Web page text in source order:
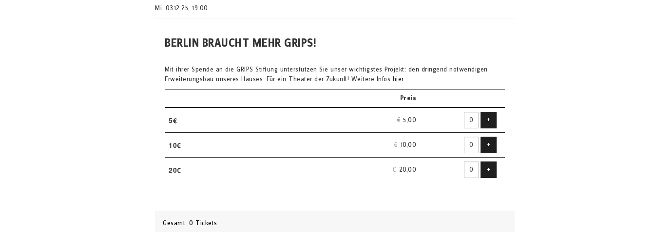
Mi. 03.12.25, 19:00
BERLIN BRAUCHT MEHR GRIPS!
Mit ihrer Spende an die GRIPS Stiftung unterstützen Sie unser wichtigstes Projekt: den dringend notwendigen
Erweiterungsbau unseres Hauses. Für ein Theater der Zukunft! Weitere Infos hier.
Preis
5€ € 5,00 +
10€ € 10,00 +
20€ € 20,00 +
Gesamt: 0 Tickets